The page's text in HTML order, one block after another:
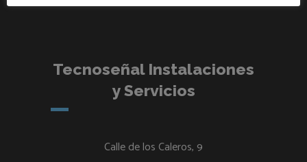
Tecnoseñal Instalaciones
y Servicios
Calle de los Caleros, 9